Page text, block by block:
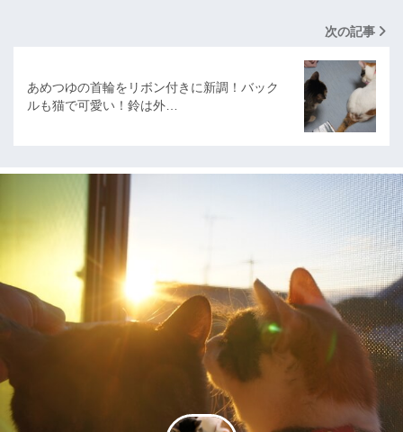
次の記事
あめつゆの首輪をリボン付きに新調！バック
ルも猫で可愛い！鈴は外…